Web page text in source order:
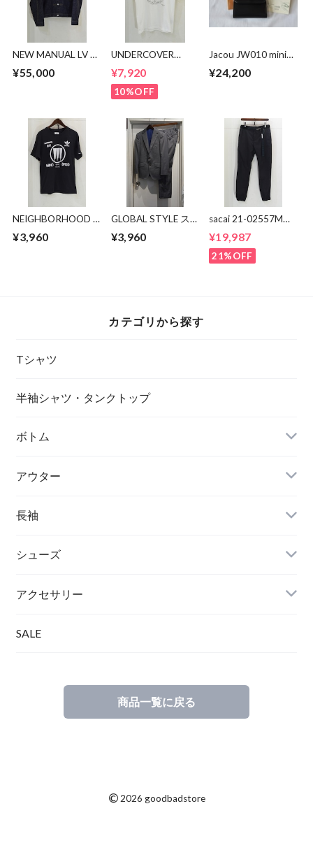
NEW MANUAL LV T-
JACKET
¥55,000
UNDERCOVER
¥7,920
10%OFF
Jacou JW010 mini
¥24,200
NEIGHBORHOOD ×
¥3,960
GLOBAL STYLE ス
¥3,960
sacai 21-02557M
¥19,987
21%OFF
カテゴリから探す
Tシャツ
半袖シャツ・タンクトップ
ボトム
アウター
長袖
シューズ
アクセサリー
SALE
商品一覧に戻る
© 2026 goodbadstore